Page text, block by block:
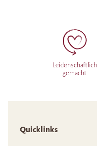
Leidenschaftlich
gemacht
Quicklinks